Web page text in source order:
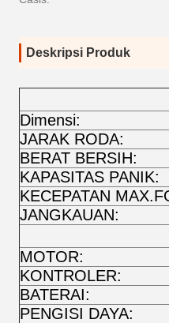
Deskripsi Produk
Dimensi:
JARAK RODA:
BERAT BERSIH:
KAPASITAS PANIK:
KECEPATAN
JANGKAUAN:
MOTOR:
KONTROLER:
BATERAI:
PENGISI DAYA: